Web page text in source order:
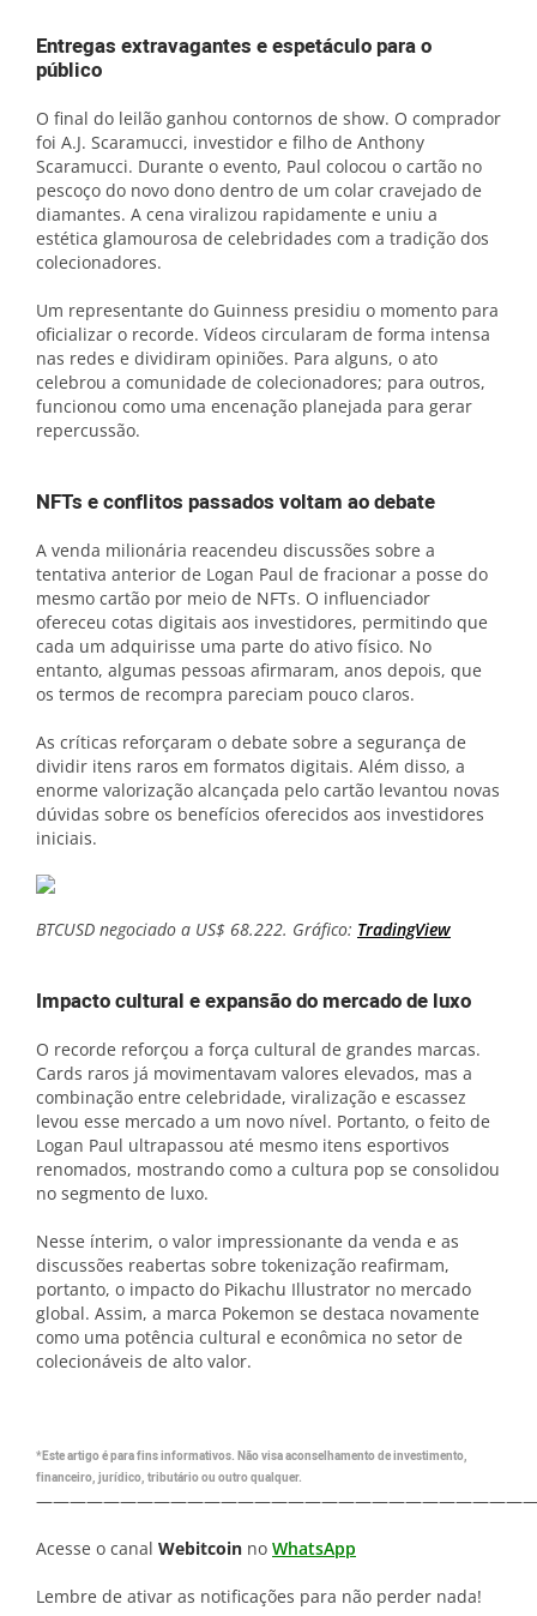
Entregas extravagantes e espetáculo para o
público
O final do leilão ganhou contornos de show. O comprador
foi A.J. Scaramucci, investidor e filho de Anthony
Scaramucci. Durante o evento, Paul colocou o cartão no
pescoço do novo dono dentro de um colar cravejado de
diamantes. A cena viralizou rapidamente e uniu a
estética glamourosa de celebridades com a tradição dos
colecionadores.
Um representante do Guinness presidiu o momento para
oficializar o recorde. Vídeos circularam de forma intensa
nas redes e dividiram opiniões. Para alguns, o ato
celebrou a comunidade de colecionadores; para outros,
funcionou como uma encenação planejada para gerar
repercussão.
NFTs e conflitos passados voltam ao debate
A venda milionária reacendeu discussões sobre a
tentativa anterior de Logan Paul de fracionar a posse do
mesmo cartão por meio de NFTs. O influenciador
ofereceu cotas digitais aos investidores, permitindo que
cada um adquirisse uma parte do ativo físico. No
entanto, algumas pessoas afirmaram, anos depois, que
os termos de recompra pareciam pouco claros.
As críticas reforçaram o debate sobre a segurança de
dividir itens raros em formatos digitais. Além disso, a
enorme valorização alcançada pelo cartão levantou novas
dúvidas sobre os benefícios oferecidos aos investidores
iniciais.
BTCUSD negociado a US$ 68.222. Gráfico: TradingView
Impacto cultural e expansão do mercado de luxo
O recorde reforçou a força cultural de grandes marcas.
Cards raros já movimentavam valores elevados, mas a
combinação entre celebridade, viralização e escassez
levou esse mercado a um novo nível. Portanto, o feito de
Logan Paul ultrapassou até mesmo itens esportivos
renomados, mostrando como a cultura pop se consolidou
no segmento de luxo.
Nesse ínterim, o valor impressionante da venda e as
discussões reabertas sobre tokenização reafirmam,
portanto, o impacto do Pikachu Illustrator no mercado
global. Assim, a marca Pokemon se destaca novamente
como uma potência cultural e econômica no setor de
colecionáveis de alto valor.
*Este artigo é para fins informativos. Não visa aconselhamento de investimento,
financeiro, jurídico, tributário ou outro qualquer.
Acesse o canal Webitcoin no WhatsApp
Lembre de ativar as notificações para não perder nada!